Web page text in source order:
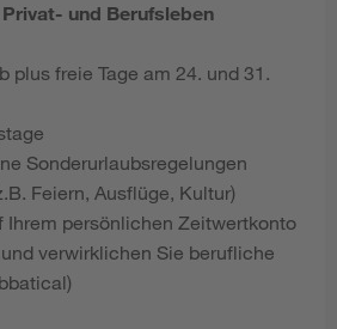
und Berufsleben
plus freie Tage am 24. und 31.
Sonderurlaubsregelungen
Feiern, Ausflüge, Kultur)
Ihrem persönlichen Zeitwertkonto
verwirklichen Sie berufliche